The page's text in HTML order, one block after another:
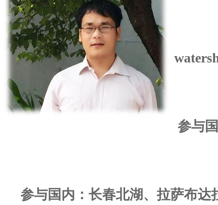
参与
参与国内：长春北湖、拉萨布